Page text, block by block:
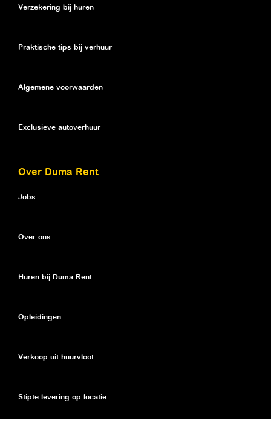
Verzekering bij huren
Praktische tips bij verhuur
Algemene voorwaarden
Exclusieve autoverhuur
Over Duma Rent
Jobs
Over ons
Huren bij Duma Rent
Opleidingen
Verkoop uit huurvloot
Stipte levering op locatie